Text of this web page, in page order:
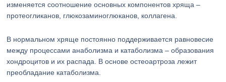
изменяется соотношение основных компонентов хряща –
протеогликанов, глюкозаминоглюканов, коллагена.
В нормальном хряще постоянно поддерживается равновесие
между процессами анаболизма и катаболизма – образования
хондроцитов и их распада. В основе остеоартроза лежит
преобладание катаболизма.